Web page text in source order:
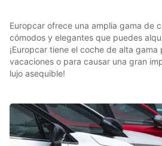
Europcar ofrece una amplia gama de
cómodos y elegantes que puedes
¡Europcar tiene el coche de alta
vacaciones o para causar una gran
lujo asequible!